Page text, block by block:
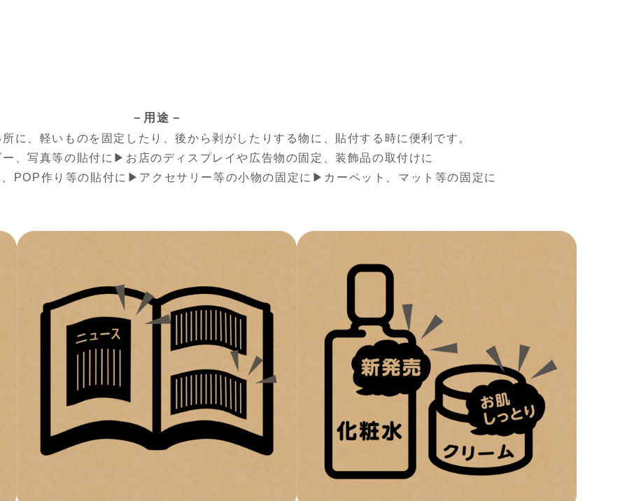
－用途－
に、軽いものを固定したり、後から剥がしたりする物に、貼付する時に便利です。
、写真等の貼付に▶お店のディスプレイや広告物の固定、装飾品の取付けに
POP作り等の貼付に▶アクセサリー等の小物の固定に▶カーペット、マット等の固定に